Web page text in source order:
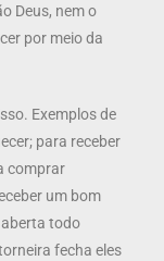
Deus, nem o
por meio da
Exemplos de
para receber
comprar
um bom
todo
fecha eles